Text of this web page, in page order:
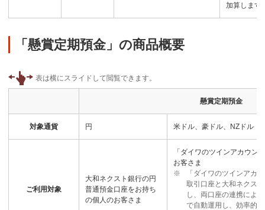
加算します
「懸賞定期預金」の商品概要
懸賞定期預金
対象通貨 円 米ドル、豪ドル、NZドル
ご利用対象
大和ネクスト銀行の円
普通預金口座をお持ち
の個人のお客さま
「ダイワのツインアカウ
お客さま
※
「ダイワのツインアカ
取引口座と大和ネクス
し、両口座の連携によ
で自動運用し、効率的